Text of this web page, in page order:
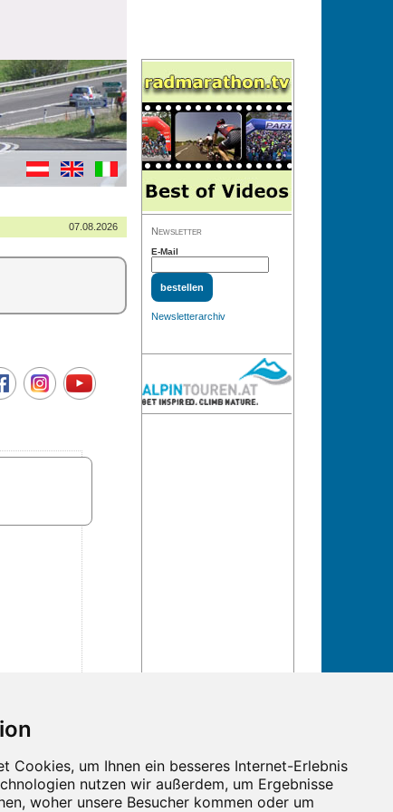
07.08.2026 Newsletter
E-Mail
Newsletterarchiv